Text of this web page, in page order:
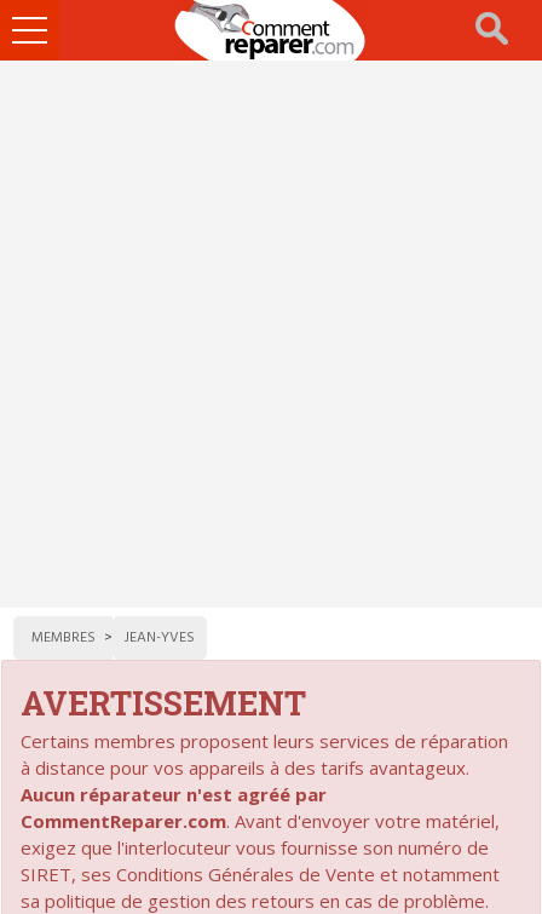
Ouvrir
le
MEMBRES JEAN-YVES
AVERTISSEMENT
Certains membres proposent leurs services de réparation
à distance pour vos appareils à des tarifs avantageux.
Aucun réparateur n'est agréé par
CommentReparer.com. Avant d'envoyer votre matériel,
exigez que l'interlocuteur vous fournisse son numéro de
SIRET, ses Conditions Générales de Vente et notamment
sa politique de gestion des retours en cas de problème.